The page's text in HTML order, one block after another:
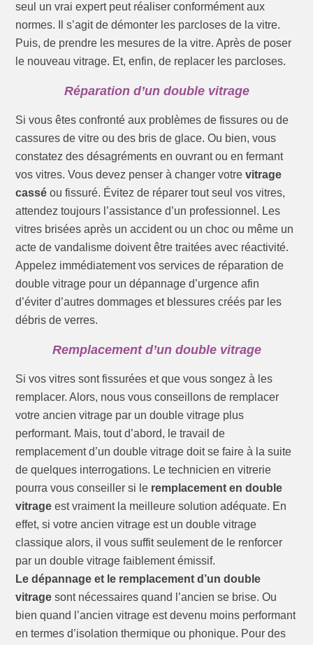
seul un vrai expert peut réaliser conformément aux
normes. Il s’agit de démonter les parcloses de la vitre.
Puis, de prendre les mesures de la vitre. Après de poser
le nouveau vitrage. Et, enfin, de replacer les parcloses.
Réparation d’un double vitrage
Si vous êtes confronté aux problèmes de fissures ou de
cassures de vitre ou des bris de glace. Ou bien, vous
constatez des désagréments en ouvrant ou en fermant
vos vitres. Vous devez penser à changer votrevitrage
cassé ou fissuré. Évitez de réparer tout seul vos vitres,
attendez toujours l’assistance d’un professionnel. Les
vitres brisées après un accident ou un choc ou même un
acte de vandalisme doivent être traitées avec réactivité.
Appelez immédiatement vos services de réparation de
double vitrage pour un dépannage d’urgence afin
d’éviter d’autres dommages et blessures créés par les
débris de verres.
Remplacement d’un double vitrage
Si vos vitres sont fissurées et que vous songez à les
remplacer. Alors, nous vous conseillons de remplacer
votre ancien vitrage par un double vitrage plus
performant. Mais, tout d’abord, le travail de
remplacement d’un double vitrage doit se faire à la suite
de quelques interrogations. Le technicien en vitrerie
pourra vous conseiller si le remplacement en double
vitrage est vraiment la meilleure solution adéquate. En
effet, si votre ancien vitrage est un double vitrage
classique alors, il vous suffit seulement de le renforcer
par un double vitrage faiblement émissif.
Le dépannage et le remplacement d’un double
vitrage sont nécessaires quand l’ancien se brise. Ou
bien quand l’ancien vitrage est devenu moins performant
en termes d’isolation thermique ou phonique. Pour des